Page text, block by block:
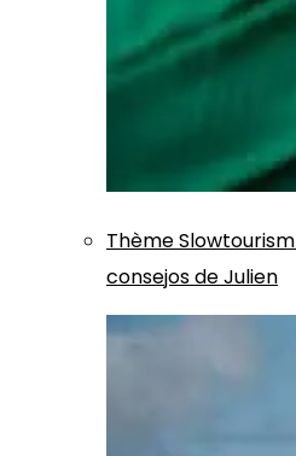
ThèmeSlowtourism
consejos de Julien